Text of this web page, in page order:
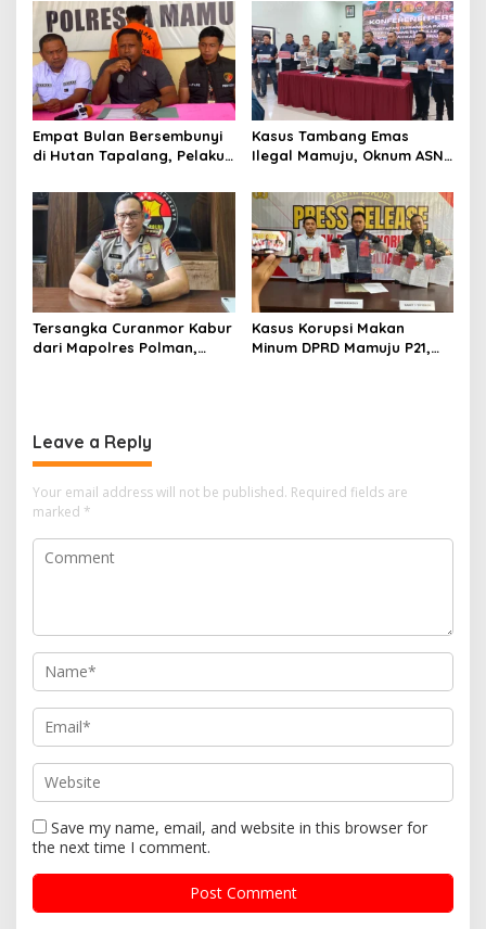
o
n
Bersertifikat atas Nama
Orang Lain
Empat Bulan Bersembunyi
di Hutan Tapalang, Pelaku
Mamuju Diringkus Polisi
Kasus Tambang Emas
Ilegal Mamuju, Oknum ASN
Tersangka
Tersangka Curanmor Kabur
dari Mapolres Polman,
Kasus Korupsi Makan
Minum DPRD Mamuju P21,
Leave a Reply
Your email address will not be published. Required fields are
marked *
Save my name, email, and website in this browser for
the next time I comment.